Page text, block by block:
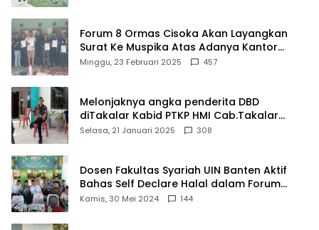
Forum 8 Ormas Cisoka Akan Layangkan
Surat Ke Muspika Atas Adanya Kantor
Matel di Cisoka
Minggu, 23 Februari 2025 457
Melonjaknya angka penderita DBD
diTakalar Kabid PTKP HMI Cab.Takalar
angkat bicara
Selasa, 21 Januari 2025 308
Dosen Fakultas Syariah UIN Banten Aktif
Bahas Self Declare Halal dalam Forum
Ijtima Ulama MUI
Kamis, 30 Mei 2024 144